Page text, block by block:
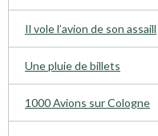
Il vole l’avion de son assaill
Une pluie de billets
1000 Avions sur Cologne